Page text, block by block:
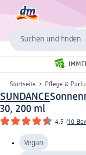
Suchen und finden
Startseite Pflege &
SUNDANCE
30, 200 ml
4.5 (10
Vegan